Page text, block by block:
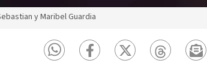
y Maribel Guardia